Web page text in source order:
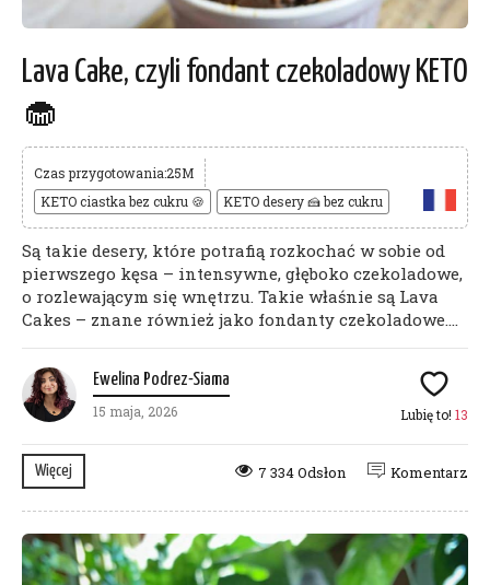
Lava Cake, czyli fondant czekoladowy KETO
🧁
Czas przygotowania:25M
KETO ciastka bez cukru 🍪
KETO desery 🍰 bez cukru
Są takie desery, które potrafią rozkochać w sobie od
pierwszego kęsa – intensywne, głęboko czekoladowe,
o rozlewającym się wnętrzu. Takie właśnie są Lava
Cakes – znane również jako fondanty czekoladowe....
Ewelina Podrez-Siama
15 maja, 2026 Lubię to! 13
Więcej Komentarz
7 334 Odsłon